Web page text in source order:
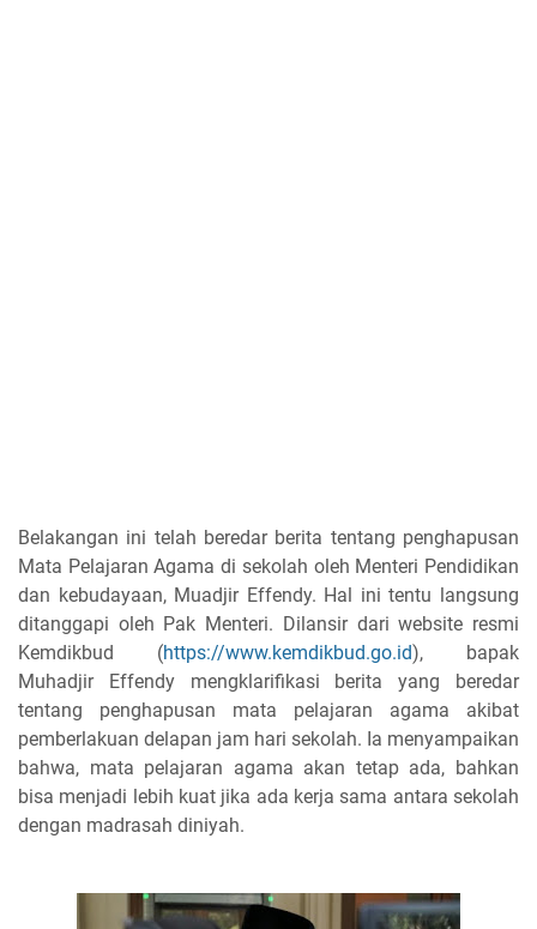
Belakangan ini telah beredar berita tentang penghapusan
Mata Pelajaran Agama di sekolah oleh Menteri Pendidikan
dan kebudayaan, Muadjir Effendy. Hal ini tentu langsung
ditanggapi oleh Pak Menteri. Dilansir dari website resmi
Kemdikbud (https://www.kemdikbud.go.id), bapak
Muhadjir Effendy mengklarifikasi berita yang beredar
tentang penghapusan mata pelajaran agama akibat
pemberlakuan delapan jam hari sekolah. Ia menyampaikan
bahwa, mata pelajaran agama akan tetap ada, bahkan
bisa menjadi lebih kuat jika ada kerja sama antara sekolah
dengan madrasah diniyah.